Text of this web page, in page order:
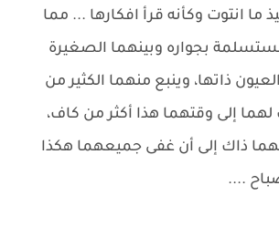
ما انتوت وكأنه قرأ افكارها ... مما
بجواره وبينهما الصغيرة
ذاتها، وينبع منهما الكثير من
لهما إلى وقتهما هذا أكثر من كاف،
ذاك إلى أن غفى جميعهما هكذا
....